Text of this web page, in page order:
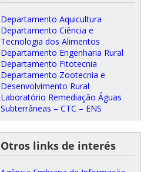
Departamento Aquicultura
Departamento Ciência e
Tecnologia dos Alimentos
Departamento Engenharia Rural
Departamento Fitotecnia
Departamento Zootecnia e
Desenvolvimento Rural
Laboratório Remediação Águas
Subterrâneas – CTC – ENS
Otros links de interés